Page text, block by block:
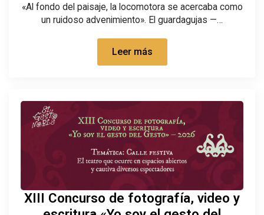
«Al fondo del paisaje, la locomotora se acercaba como
un ruidoso advenimiento». El guardagujas —…
Leer más
XIII Concurso de fotografía, video y